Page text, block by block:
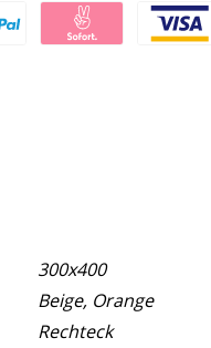
300x400
Beige, Orange
Rechteck